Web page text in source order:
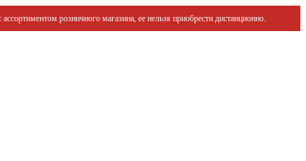
розничного магазина, ее нельзя приобрести дистанционно.